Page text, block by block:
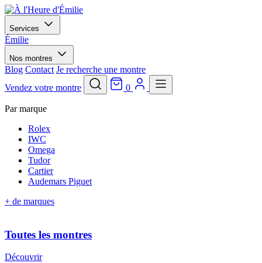
Services
Émilie
Nos montres
Blog Contact Je recherche une montre
Vendez votre montre
0
Par marque
Rolex
IWC
Omega
Tudor
Cartier
Audemars Piguet
+ de marques
Toutes les montres
Découvrir